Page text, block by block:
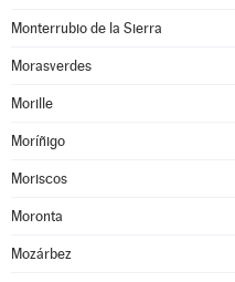
Monterrubio de la Sierra
Morasverdes
Morille
Moríñigo
Moriscos
Moronta
Mozárbez